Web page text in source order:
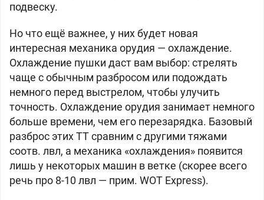
подвеску.
Но что ещё важнее, у них будет новая
интересная механика орудия — охлаждение.
Охлаждение пушки даст вам выбор: стрелять
чаще с обычным разбросом или подождать
немного перед выстрелом, чтобы улучить
точность. Охлаждение орудия занимает немного
больше времени, чем его перезарядка. Базовый
разброс этих ТТ сравним с другими тяжами
соотв. лвл, а механика «охлаждения» появится
лишь у некоторых машин в ветке (скорее всего
речь про 8-10 лвл — прим. WOT Express).